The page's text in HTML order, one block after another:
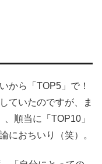
から「TOP5」で！
ていたのですが、ま
順当に「TOP10」
におちいり（笑）。